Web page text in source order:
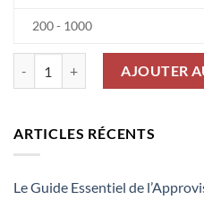
200 - 1000
AJOUTER
ARTICLES RÉCENTS
Le Guide Essentiel de